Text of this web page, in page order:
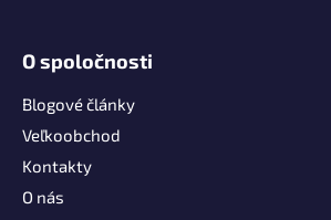
O spoločnosti
Blogové články
Veľkoobchod
Kontakty
O nás